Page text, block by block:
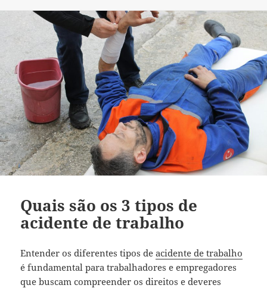
Quais são os 3 tipos de
acidente de trabalho
Entender os diferentes tipos deacidente de trabalho
é fundamental para trabalhadores e empregadores
que buscam compreender os direitos e deveres